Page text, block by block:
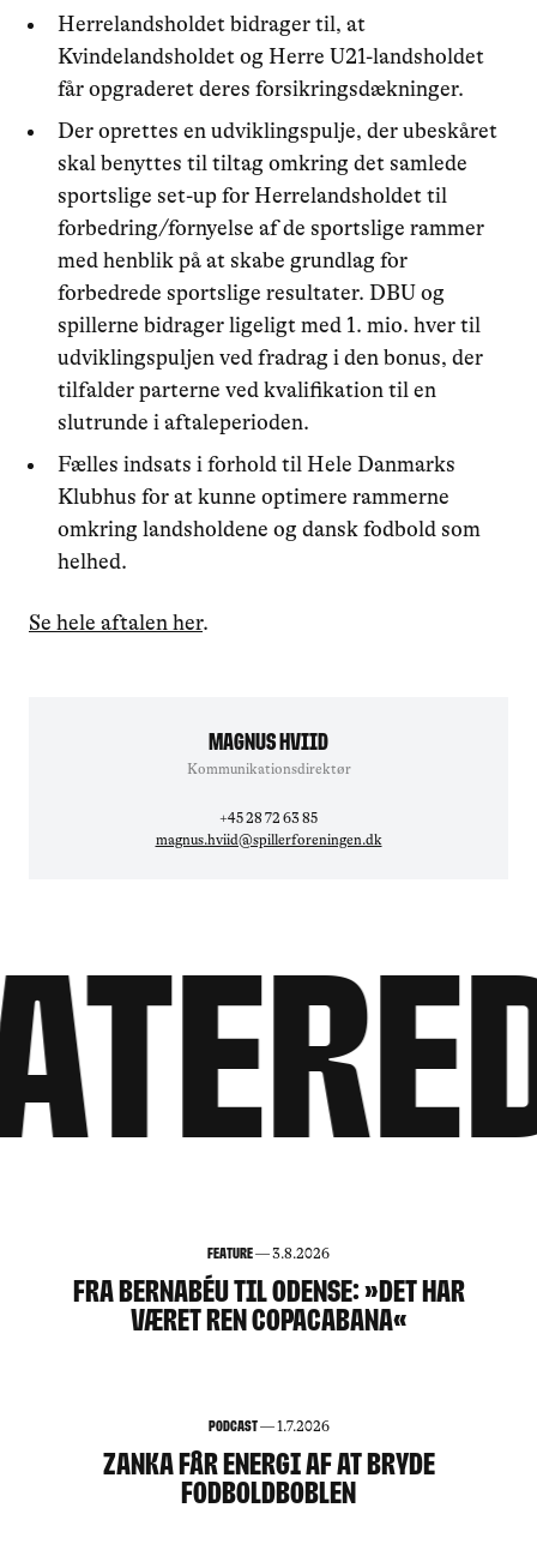
Herrelandsholdet bidrager til, at
Kvindelandsholdet og Herre U21-landsholdet
får opgraderet deres forsikringsdækninger.
Der oprettes en udviklingspulje, der ubeskåret
skal benyttes til tiltag omkring det samlede
sportslige set-up for Herrelandsholdet til
forbedring/fornyelse af de sportslige rammer
med henblik på at skabe grundlag for
forbedrede sportslige resultater. DBU og
spillerne bidrager ligeligt med 1. mio. hver til
udviklingspuljen ved fradrag i den bonus, der
tilfalder parterne ved kvalifikation til en
slutrunde i aftaleperioden.
Fælles indsats i forhold til Hele Danmarks
Klubhus for at kunne optimere rammerne
omkring landsholdene og dansk fodbold som
helhed.
Se hele aftalen her.
Magnus Hviid
Kommunikationsdirektør
+45 28 72 63 85
magnus.hviid@spillerforeningen.dk
Feature—3.8.2026
FRA BERNABÉU TIL ODENSE: »DET HAR
VÆRET REN COPACABANA«
144
Podcast—1.7.2026
ZANKA FÅR ENERGI AF AT BRYDE
FODBOLDBOBLEN